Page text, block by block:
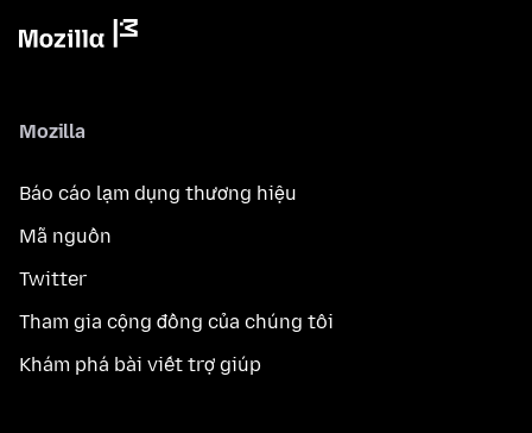
Mozilla
Báo cáo lạm dụng thương hiệu
Mã nguồn
Twitter
Tham gia cộng đồng của chúng tôi
Khám phá bài viết trợ giúp